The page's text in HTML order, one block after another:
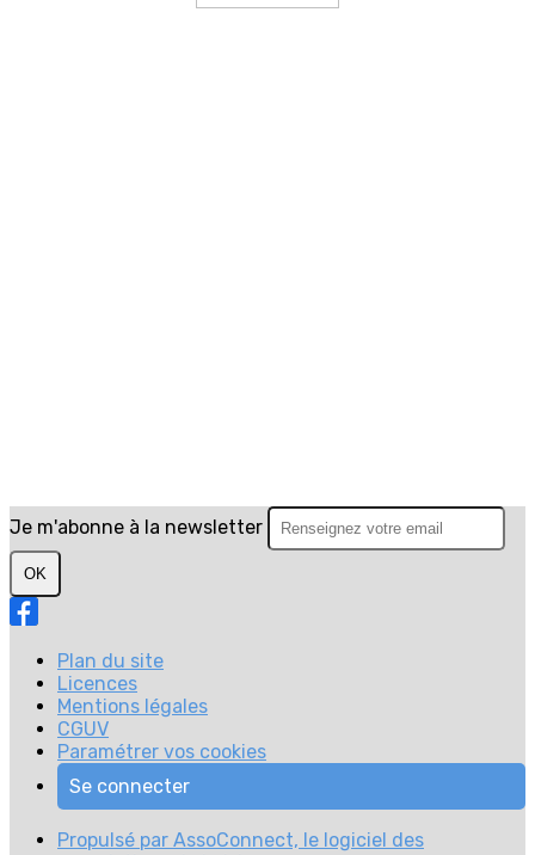
Je m'abonne à la newsletter
OK
Plan du site
Licences
Mentions légales
CGUV
Paramétrer vos cookies
Se connecter
Propulsé par AssoConnect, le logiciel des